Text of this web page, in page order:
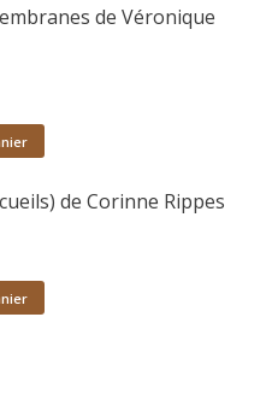
de Véronique
de Corinne Rippes